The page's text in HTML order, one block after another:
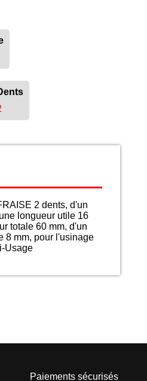
2 dents, d'un
longueur utile 16
totale 60 mm, d'un
8 mm, pour l'usinage
Usage
Paiements sécurisés